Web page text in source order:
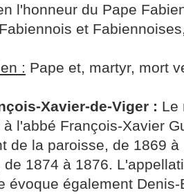
l'honneur du Pape
et
: Pape et, martyr, mort
Xavier-de-Viger : Le
à l'abbé François-Xavier
de la paroisse, de 1869
de 1874 à 1876.
évoque également